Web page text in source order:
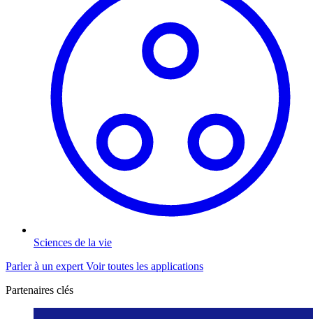
Sciences de la vie
Parler à un expert Voir toutes les applications
Partenaires clés